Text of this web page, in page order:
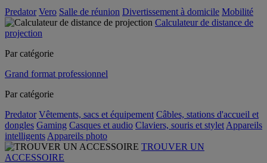
Predator Vero Salle de réunion Divertissement à domicile Mobilité
Calculateur de distance de
projection
Par catégorie
Grand format professionnel
Par catégorie
Predator Vêtements, sacs et équipement Câbles, stations d'accueil et
dongles Gaming Casques et audio Claviers, souris et stylet Appareils
intelligents Appareils photo
TROUVER UN
ACCESSOIRE